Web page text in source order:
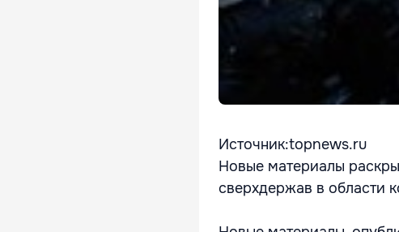
Источник:topnews.ru
Новые материалы
сверхдержав в области